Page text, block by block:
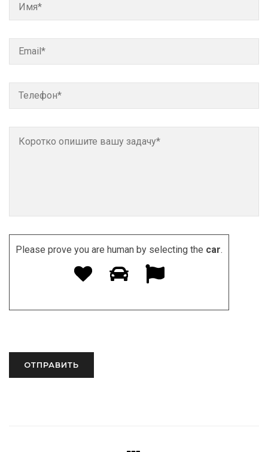
Please prove you are human by selecting the car.